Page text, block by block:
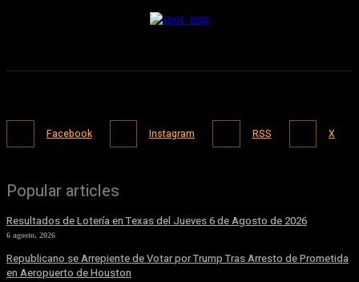
Facebook Instagram RSS X
Popular articles
Resultados de Lotería en Texas del Jueves 6 de Agosto de 2026
6 agosto, 2026
Republicano se Arrepiente de Votar por Trump Tras Arresto de Prometida
en Aeropuerto de Houston